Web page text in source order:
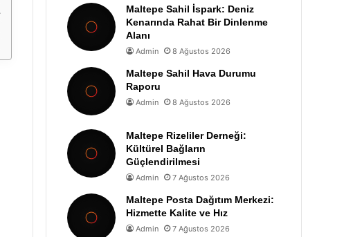
Maltepe Sahil İspark: Deniz
Kenarında Rahat Bir Dinlenme
Alanı
Admin 8 Ağustos 2026
Maltepe Sahil Hava Durumu
Raporu
Admin 8 Ağustos 2026
Maltepe Rizeliler Derneği:
Kültürel Bağların
Güçlendirilmesi
Admin 7 Ağustos 2026
Maltepe Posta Dağıtım Merkezi:
Hizmette Kalite ve Hız
Admin 7 Ağustos 2026